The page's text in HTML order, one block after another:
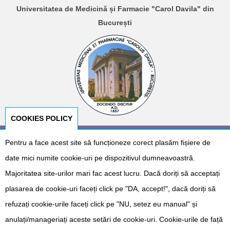
Universitatea de Medicină și Farmacie "Carol Davila" din
București
© Copyright 2026 E-NeoNat. Designed byDr. Cătălin Gabriel
COOKIES POLICY
Pentru a face acest site să funcționeze corect plasăm fișiere de
date mici numite cookie-uri pe dispozitivul dumneavoastră.
Majoritatea site-urilor mari fac acest lucru. Dacă doriți să acceptați
plasarea de cookie-uri faceți click pe "DA, accept!", dacă doriți să
refuzați cookie-urile faceți click pe "NU, setez eu manual" și
anulați/manageriați aceste setări de cookie-uri. Cookie-urile de față